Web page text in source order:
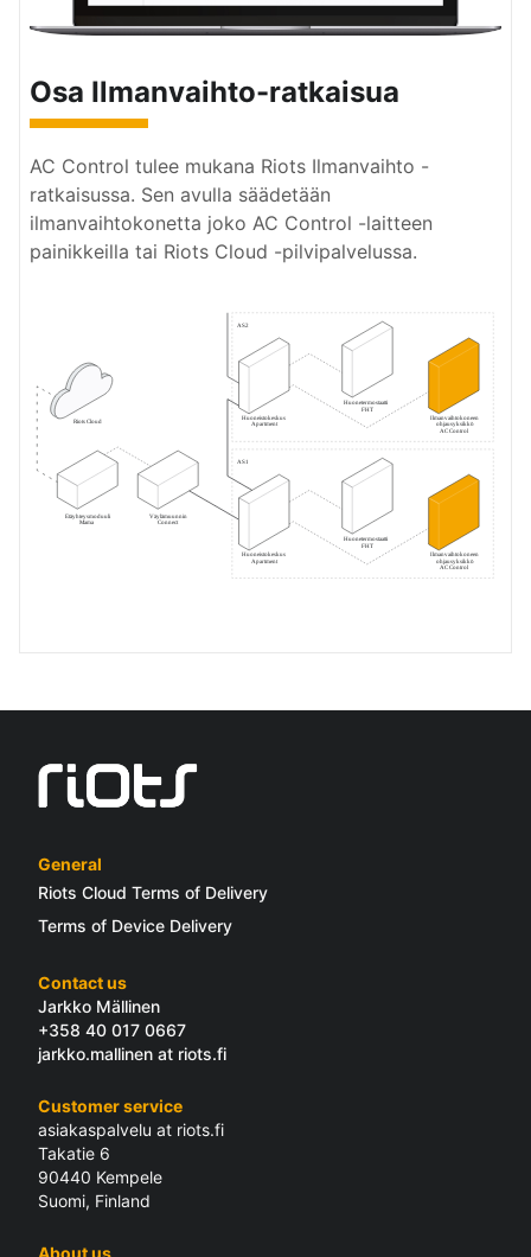
Osa Ilmanvaihto-ratkaisua
AC Control tulee mukana Riots Ilmanvaihto -
ratkaisussa. Sen avulla säädetään
ilmanvaihtokonetta joko AC Control -laitteen
painikkeilla tai Riots Cloud -pilvipalvelussa.
General
Riots Cloud Terms of Delivery
Terms of Device Delivery
Contact us
Jarkko Mällinen
+358 40 017 0667
jarkko.mallinen at riots.fi
Customer service
asiakaspalvelu at riots.fi
Takatie 6
90440 Kempele
Suomi, Finland
About us